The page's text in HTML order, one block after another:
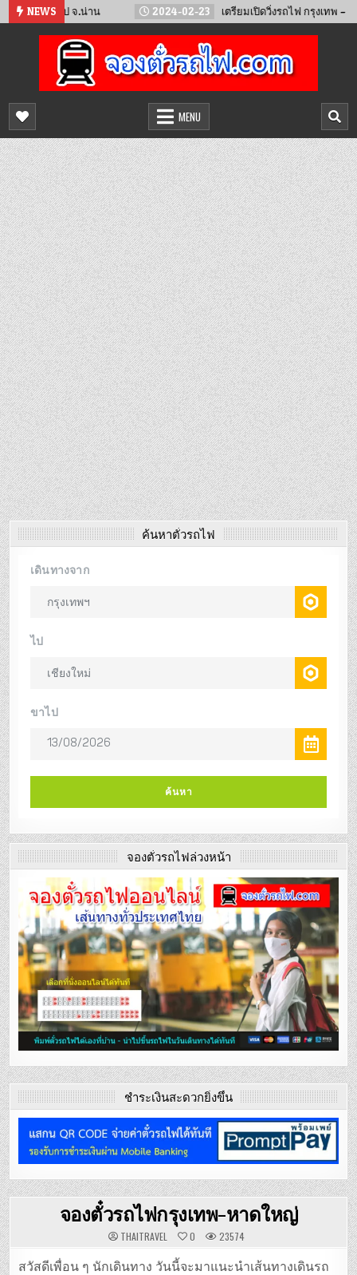
Skip NEWS
ย ไป จ.น่าน 2024-02-23 เตรียมเปิดวิ่งรถไฟ กรุงเทพ – สถานีเวี
จองตั๋วรถไฟออนไลน์
จำหน่ายตั๋วรถไฟล่วงหน้า จองได้ 24 ชั่วโมง
MENU
ค้นหาตั๋วรถไฟ
จองตั๋วรถไฟล่วงหน้า
ชำระเงินสะดวกยิ่งขึ้น
จองตั๋วรถไฟกรุงเทพ-หาดใหญ่
THAITRAVEL 0 23574
สวัสดีเพื่อน ๆ นักเดินทาง วันนี้จะมาแนะนำเส้นทางเดินรถ